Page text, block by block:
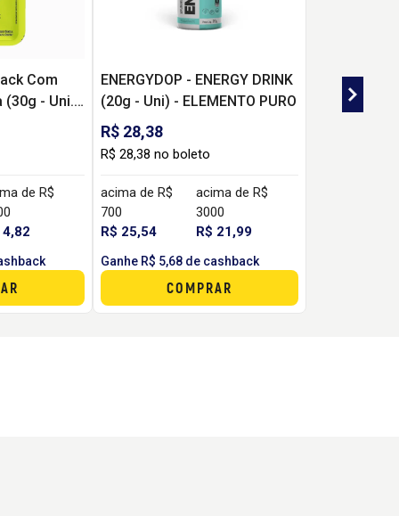
Com
(30g - Uni.)
de R$
4,82
ENERGYDOP - ENERGY DRINK
(20g - Uni) - ELEMENTO PURO
R$ 28,38
R$ 28,38 no boleto
acima de R$
700
R$ 25,54
acima de R$
3000
R$ 21,99
Ganhe R$ 5,68 de cashback
COMPRAR